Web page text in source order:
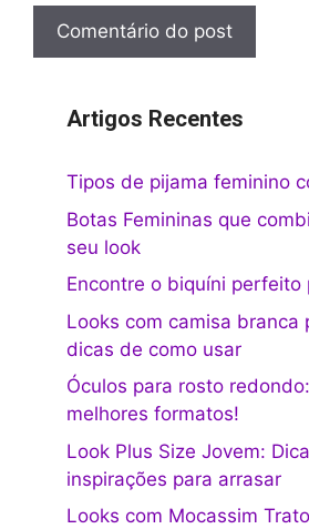
Artigos Recentes
Tipos de pijama feminino
Botas Femininas que
seu look
Encontre o biquíni perfeito
Looks com camisa branca
dicas de como usar
Óculos para rosto
melhores formatos!
Look Plus Size Jovem:
inspirações para arrasar
Looks com Mocassim